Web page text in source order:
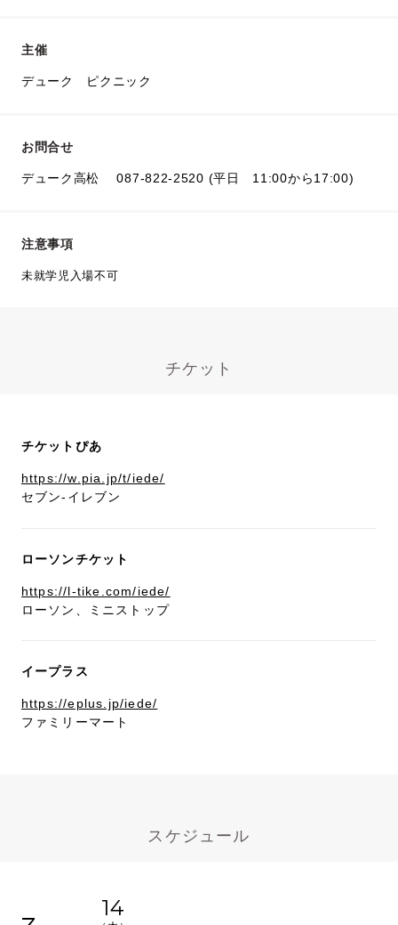
主催
デューク ピクニック
お問合せ
デューク高松 087-822-2520 (平日 11:00から17:00)
注意事項
未就学児入場不可
チケット
チケットぴあ
https://w.pia.jp/t/iede/
セブン-イレブン
ローソンチケット
https://l-tike.com/iede/
ローソン、ミニストップ
イープラス
https://eplus.jp/iede/
ファミリーマート
スケジュール
14